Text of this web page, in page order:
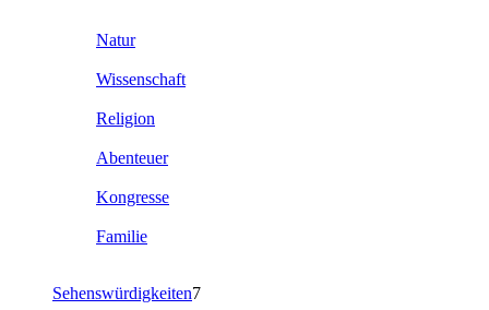
Natur
Wissenschaft
Religion
Abenteuer
Kongresse
Familie
Sehenswürdigkeiten7